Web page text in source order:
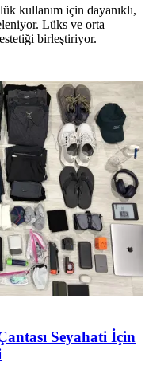
kullanım için dayanıklı,
Lüks ve orta
birleştiriyor.
Seyahati İçin